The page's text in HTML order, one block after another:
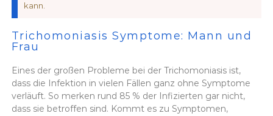
kann.
Trichomoniasis Symptome: Mann und
Frau
Eines der großen Probleme bei der Trichomoniasis ist,
dass die Infektion in vielen Fällen ganz ohne Symptome
verläuft. So merken rund 85 % der Infizierten gar nicht,
dass sie betroffen sind. Kommt es zu Symptomen,